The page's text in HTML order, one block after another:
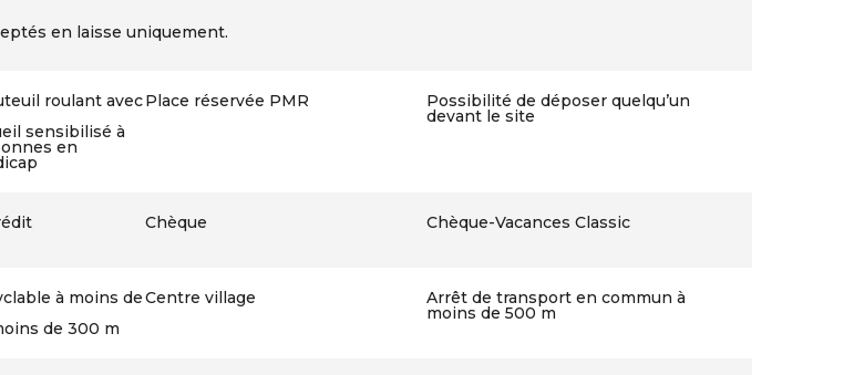
en laisse uniquement.
roulant avecPlace réservée PMR Possibilité de déposer quelqu’un
devant le site
sensibilisé à
en
Chèque Chèque-Vacances Classic
à moins deCentre village Arrêt de transport en commun à
moins de 500 m
de 300 m